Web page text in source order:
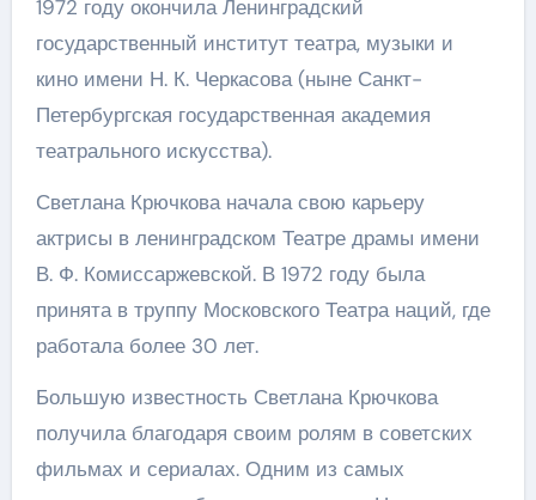
1972 году окончила Ленинградский
государственный институт театра, музыки и
кино имени Н. К. Черкасова (ныне Санкт-
Петербургская государственная академия
театрального искусства).
Светлана Крючкова начала свою карьеру
актрисы в ленинградском Театре драмы имени
В. Ф. Комиссаржевской. В 1972 году была
принята в труппу Московского Театра наций, где
работала более 30 лет.
Большую известность Светлана Крючкова
получила благодаря своим ролям в советских
фильмах и сериалах. Одним из самых